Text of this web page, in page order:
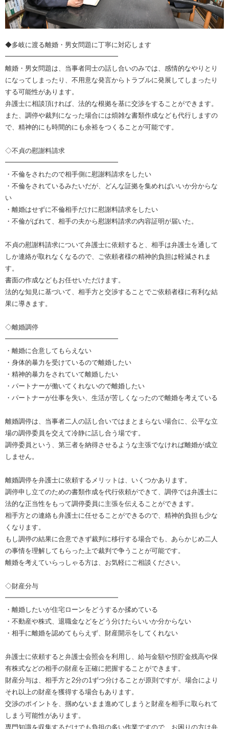
◆多岐に渡る離婚・男女問題に丁寧に対応します
━━━━━━━━━━━━━━━━━
離婚・男女問題は、当事者同士の話し合いのみでは、感情的なやりとり
になってしまったり、不用意な発言からトラブルに発展してしまったり
する可能性があります。
弁護士に相談頂ければ、法的な根拠を基に交渉をすることができます。
また、調停や裁判になった場合には煩雑な書類作成なども代行しますの
で、精神的にも時間的にも余裕をつくることが可能です。
◇不貞の慰謝料請求
━━━━━━━━━━━━━━━━━
・不倫をされたので相手側に慰謝料請求をしたい
・不倫をされているみたいだが、どんな証拠を集めればいいか分からな
い
・離婚はせずに不倫相手だけに慰謝料請求をしたい
・不倫がばれて、相手の夫から慰謝料請求の内容証明が届いた。
不貞の慰謝料請求について弁護士に依頼すると、相手は弁護士を通して
しか連絡が取れなくなるので、ご依頼者様の精神的負担は軽減されま
す。
書面の作成などもお任せいただけます。
法的な知見に基づいて、相手方と交渉することでご依頼者様に有利な結
果に導きます。
◇離婚調停
━━━━━━━━━━━━━━━━━
・離婚に合意してもらえない
・身体的暴力を受けているので離婚したい
・精神的暴力をされていて離婚したい
・パートナーが働いてくれないので離婚したい
・パートナーが仕事を失い、生活が苦しくなったので離婚を考えている
離婚調停は、当事者二人の話し合いではまとまらない場合に、公平な立
場の調停委員を交えて冷静に話し合う場です。
調停委員という、第三者を納得させるような主張でなければ離婚が成立
しません。
離婚調停を弁護士に依頼するメリットは、いくつかあります。
調停申し立てのための書類作成を代行依頼ができて、調停では弁護士に
法的な正当性をもって調停委員に主張を伝えることができます。
相手方との連絡も弁護士に任せることができるので、精神的負担も少な
くなります。
もし調停の結果に合意できず裁判に移行する場合でも、あらかじめ二人
の事情を理解してもらった上で裁判で争うことが可能です。
離婚を考えていらっしゃる方は、お気軽にご相談ください。
◇財産分与
━━━━━━━━━━━━━━━━━
・離婚したいが住宅ローンをどうするか揉めている
・不動産や株式、退職金などをどう分けたらいいか分からない
・相手に離婚を認めてもらえず、財産開示をしてくれない
弁護士に依頼すると弁護士会照会を利用し、給与金額や預貯金残高や保
有株式などの相手の財産を正確に把握することができます。
財産分与は、相手方と2分の1ずつ分けることが原則ですが、場合により
それ以上の財産を獲得する場合もあります。
交渉のポイントを、掴めないまま進めてしまうと財産を相手に取られて
しまう可能性があります。
専門知識を収集するだけでも負担の多い作業ですので、お困りの方は弁